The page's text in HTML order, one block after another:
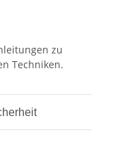
zu
Techniken.